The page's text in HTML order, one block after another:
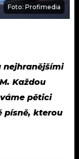
Foto: Profimedia
nejhranějšími
Každou
pětici
písně, kterou